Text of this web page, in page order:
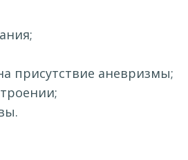
присутствие аневризмы;